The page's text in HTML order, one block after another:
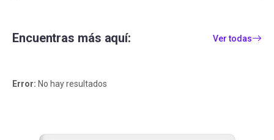
Encuentras más aquí: Ver todas
Error: No hay resultados